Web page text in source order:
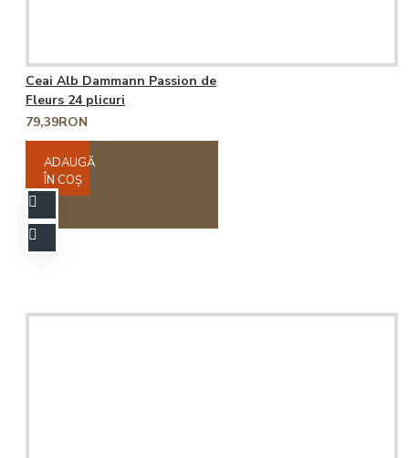
Ceai Alb Dammann Passion de
Fleurs 24 plicuri
79,39RON
ADAUGĂ
ÎN COŞ